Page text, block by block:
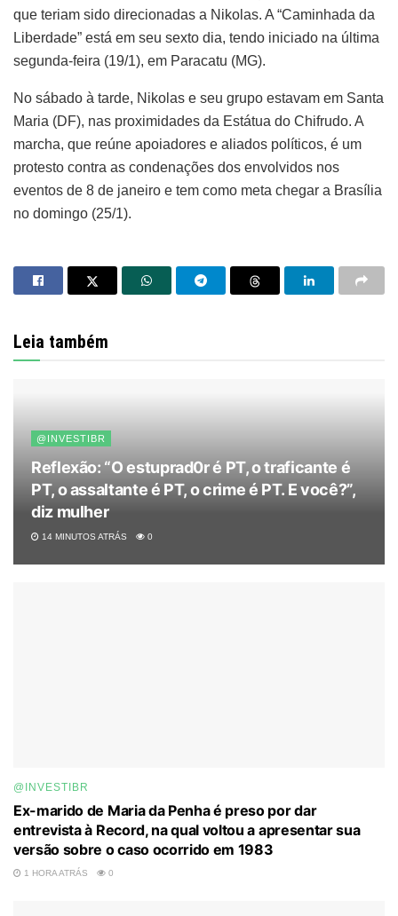
que teriam sido direcionadas a Nikolas. A “Caminhada da
Liberdade” está em seu sexto dia, tendo iniciado na última
segunda-feira (19/1), em Paracatu (MG).
No sábado à tarde, Nikolas e seu grupo estavam em Santa
Maria (DF), nas proximidades da Estátua do Chifrudo. A
marcha, que reúne apoiadores e aliados políticos, é um
protesto contra as condenações dos envolvidos nos
eventos de 8 de janeiro e tem como meta chegar a Brasília
no domingo (25/1).
Leia também
@INVESTIBR
Reflexão: “O estuprad0r é PT, o traficante é
PT, o assaltante é PT, o crime é PT. E você?”,
diz mulher
14 MINUTOS ATRÁS 0
@INVESTIBR
Ex-marido de Maria da Penha é preso por dar
entrevista à Record, na qual voltou a apresentar sua
versão sobre o caso ocorrido em 1983
1 HORA ATRÁS 0